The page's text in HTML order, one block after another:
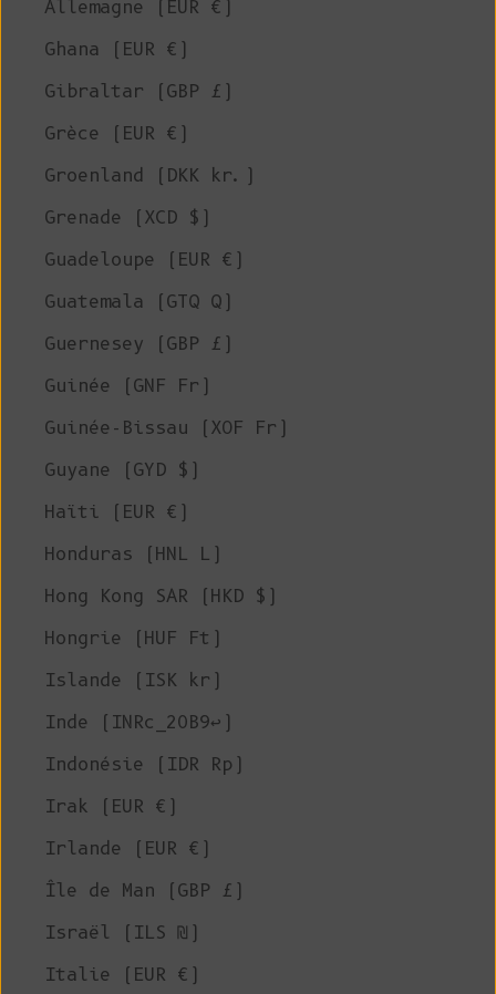
Allemagne (EUR €)
Ghana (EUR €)
Gibraltar (GBP £)
Grèce (EUR €)
Groenland (DKK kr.)
Grenade (XCD $)
Guadeloupe (EUR €)
Guatemala (GTQ Q)
Guernesey (GBP £)
Guinée (GNF Fr)
Guinée-Bissau (XOF Fr)
Guyane (GYD $)
Haïti (EUR €)
Honduras (HNL L)
Hong Kong SAR (HKD $)
Hongrie (HUF Ft)
Islande (ISK kr)
Inde (INRc_20B9↩)
Indonésie (IDR Rp)
Irak (EUR €)
Irlande (EUR €)
Île de Man (GBP £)
Israël (ILS ₪)
Italie (EUR €)